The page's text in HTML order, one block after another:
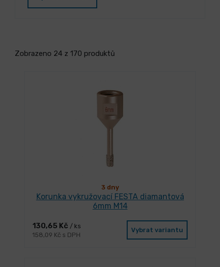
Zobrazeno 24 z 170 produktů
3 dny
Korunka vykružovací FESTA diamantová
6mm M14
130,65 Kč / ks
158,09 Kč s DPH
Vybrat variantu